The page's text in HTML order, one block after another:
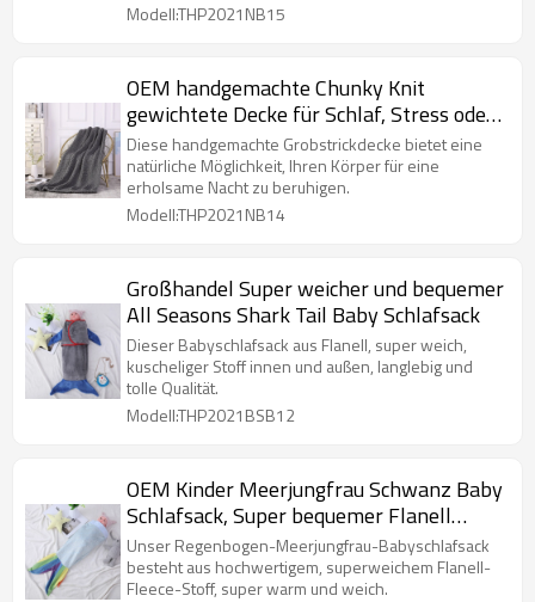
Modell:THP2021NB15
OEM handgemachte Chunky Knit
gewichtete Decke für Schlaf, Stress oder
Heimdeko
Diese handgemachte Grobstrickdecke bietet eine
natürliche Möglichkeit, Ihren Körper für eine
erholsame Nacht zu beruhigen.
Modell:THP2021NB14
Großhandel Super weicher und bequemer
All Seasons Shark Tail Baby Schlafsack
Dieser Babyschlafsack aus Flanell, super weich,
kuscheliger Stoff innen und außen, langlebig und
tolle Qualität.
Modell:THP2021BSB12
OEM Kinder Meerjungfrau Schwanz Baby
Schlafsack, Super bequemer Flanell
Fleece Meerjungfrau Regenbogen
Schlafsack Großhandel
Unser Regenbogen-Meerjungfrau-Babyschlafsack
besteht aus hochwertigem, superweichem Flanell-
Fleece-Stoff, super warm und weich.